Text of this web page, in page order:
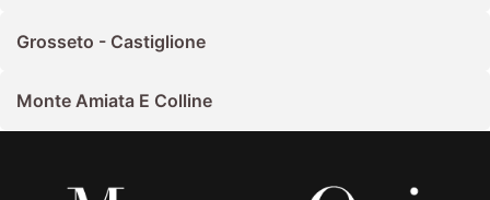
Grosseto - Castiglione
Monte Amiata E Colline